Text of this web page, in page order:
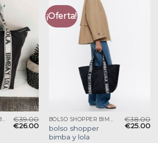
BOLSO SHOPPER BIMBA Y LOLA €39.00
€26.00
¡Oferta!
BOLSO SHOPPER BIMBA Y LOLA
bolso shopper
bimba y lola
€38.00
€25.00